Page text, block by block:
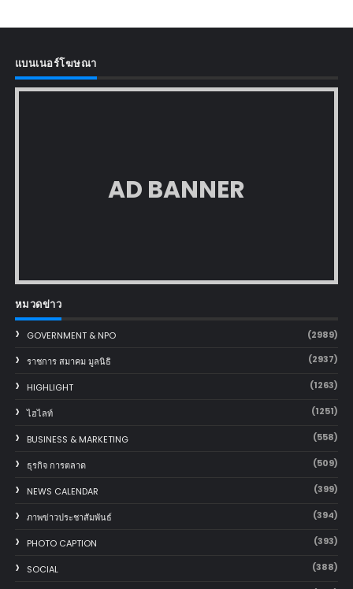
แบนเนอร์โฆษณา
AD BANNER
หมวดข่าว
GOVERNMENT & NPO (2989)
ราชการ สมาคม มูลนิธิ (2937)
HIGHLIGHT (1263)
ไฮไลท์ (1251)
BUSINESS & MARKETING (558)
ธุรกิจ การตลาด (509)
NEWS CALENDAR (399)
ภาพข่าวประชาสัมพันธ์ (394)
PHOTO CAPTION (393)
SOCIAL (388)